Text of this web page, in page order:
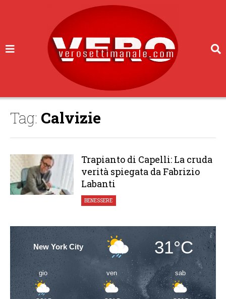
Tag: Calvizie
Trapianto di Capelli: La cruda
verità spiegata da Fabrizio
Labanti
BENESSERE
New York City 31°C
gio ven sab